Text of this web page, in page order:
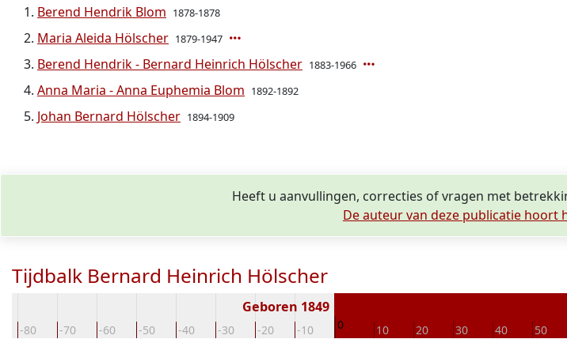
Berend Hendrik Blom 1878-1878
Maria Aleida Hölscher 1879-1947
Berend Hendrik - Bernard Heinrich Hölscher 1883-1966
Anna Maria - Anna Euphemia Blom 1892-1892
Johan Bernard Hölscher 1894-1909
Heeft u aanvullingen, correcties of vragen met
De auteur van deze publicatie hoort
Tijdbalk Bernard Heinrich Hölscher
-80 -70 -60 -50 -40 -30 -20 -10 0 10 20 30 40 50
Geboren 1849